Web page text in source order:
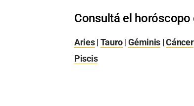
Consultá el
Aries| Tauro |Géminis |Cáncer
Piscis